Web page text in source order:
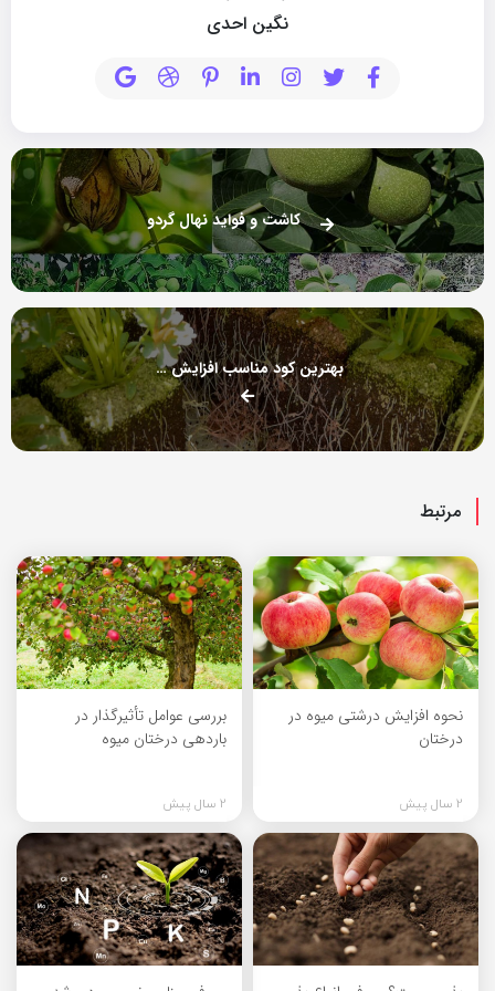
نگین احدی
کاشت و فواید نهال گردو
بهترین کود مناسب افزایش رشد ریشه
مرتبط
نحوه افزایش درشتی میوه در
درختان
2 سال پیش
بررسی عوامل تأثیرگذار در
باردهی درختان میوه
2 سال پیش